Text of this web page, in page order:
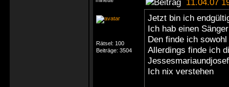
11.04.07
Rätsel: 100
Beiträge: 3504
Jetzt bin ich
Ich hab einen
Den finde ich
Allerdings finde ich
Jessesmariaundjosef
Ich nix verstehen